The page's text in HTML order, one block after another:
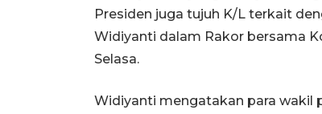
Presiden juga tujuh K/L terkait
Widiyanti dalam Rakor bersama
Selasa.
Widiyanti mengatakan para wakil